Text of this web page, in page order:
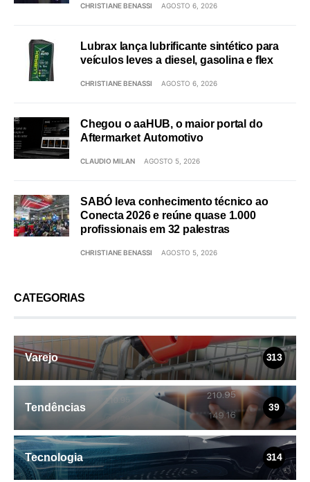
CHRISTIANE BENASSI AGOSTO 6, 2026
Lubrax lança lubrificante sintético para
veículos leves a diesel, gasolina e flex
CHRISTIANE BENASSI AGOSTO 6, 2026
Chegou o aaHUB, o maior portal do
Aftermarket Automotivo
CLAUDIO MILAN AGOSTO 5, 2026
SABÓ leva conhecimento técnico ao
Conecta 2026 e reúne quase 1.000
profissionais em 32 palestras
CHRISTIANE BENASSI AGOSTO 5, 2026
CATEGORIAS
Varejo 313
Tendências 39
Tecnologia 314